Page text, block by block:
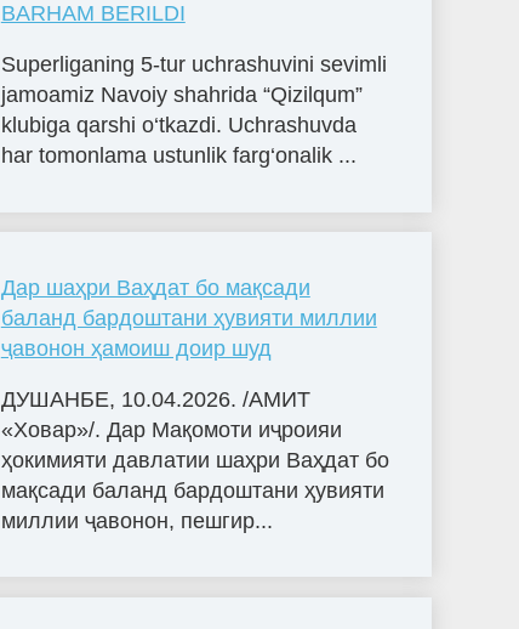
BARHAM BERILDI
Superliganing 5-tur uchrashuvini sevimli
jamoamiz Navoiy shahrida “Qizilqum”
klubiga qarshi o‘tkazdi. Uchrashuvda
har tomonlama ustunlik farg‘onalik ...
Дар шаҳри Ваҳдат бо мақсади
баланд бардоштани ҳувияти миллии
ҷавонон ҳамоиш доир шуд
ДУШАНБЕ, 10.04.2026. /АМИТ
«Ховар»/. Дар Мақомоти иҷроияи
ҳокимияти давлатии шаҳри Ваҳдат бо
мақсади баланд бардоштани ҳувияти
миллии ҷавонон, пешгир...